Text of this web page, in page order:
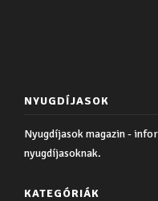
NYUGDÍJASOK
Nyugdíjasok magazin -
nyugdíjasoknak.
KATEGÓRIÁK